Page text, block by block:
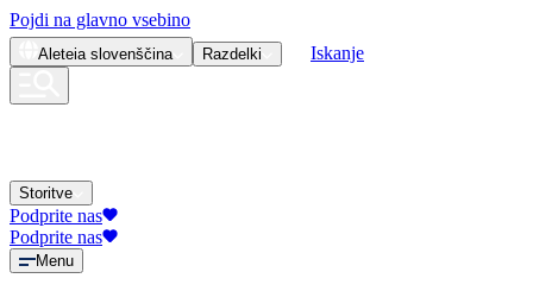
Pojdi na glavno vsebino
Aleteia slovenščina Razdelki Iskanje
Storitve
Podprite nas
Podprite nas
Menu